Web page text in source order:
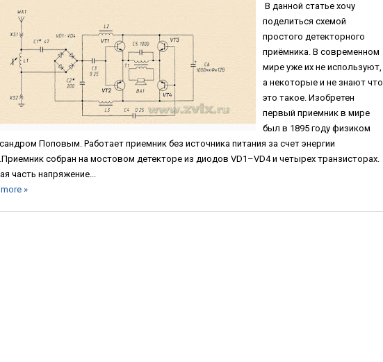
В данной статье хочу
поделиться схемой
простого детекторного
приёмника. В современном
мире уже их не используют,
а некоторые и не знают что
это такое. Изобретен
первый приемник в мире
был в 1895 году физиком
Поповым. Работает приемник без источника питания за счет энергии
собран на мостовом детекторе из диодов VD1–VD4 и четырех транзисторах.
часть напряжение...
»